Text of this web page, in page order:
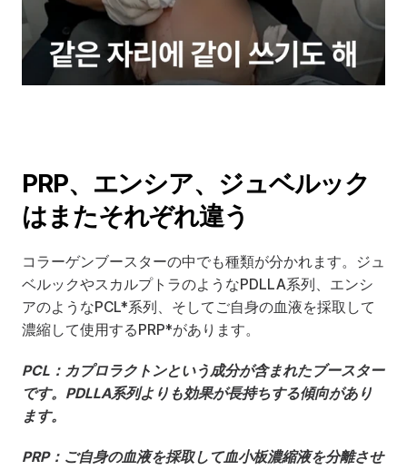
PRP、エンシア、ジュベルック
はまたそれぞれ違う
コラーゲンブースターの中でも種類が分かれます。ジュ
ベルックやスカルプトラのようなPDLLA系列、エンシ
アのようなPCL*系列、そしてご自身の血液を採取して
濃縮して使用するPRP*があります。
PCL：カプロラクトンという成分が含まれたブースター
です。PDLLA系列よりも効果が長持ちする傾向があり
ます。
PRP：ご自身の血液を採取して血小板濃縮液を分離させ